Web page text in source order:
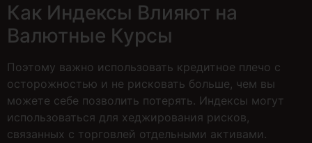
Как Индексы Влияют на
Валютные Курсы
Поэтому важно использовать кредитное плечо с
осторожностью и не рисковать больше, чем вы
можете себе позволить потерять. Индексы могут
использоваться для хеджирования рисков,
связанных с торговлей отдельными активами.